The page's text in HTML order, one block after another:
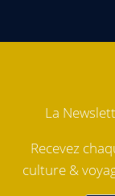
La
Recevez
culture &